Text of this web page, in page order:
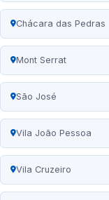
Chácara das Pedras
Mont Serrat
São José
Vila João Pessoa
Vila Cruzeiro